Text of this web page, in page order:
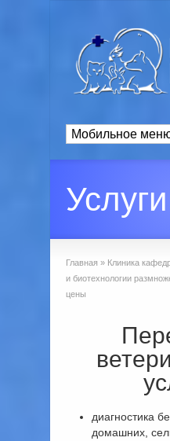
Главная » Клиника
и биотехнологии
цены
диагностика
домашних,